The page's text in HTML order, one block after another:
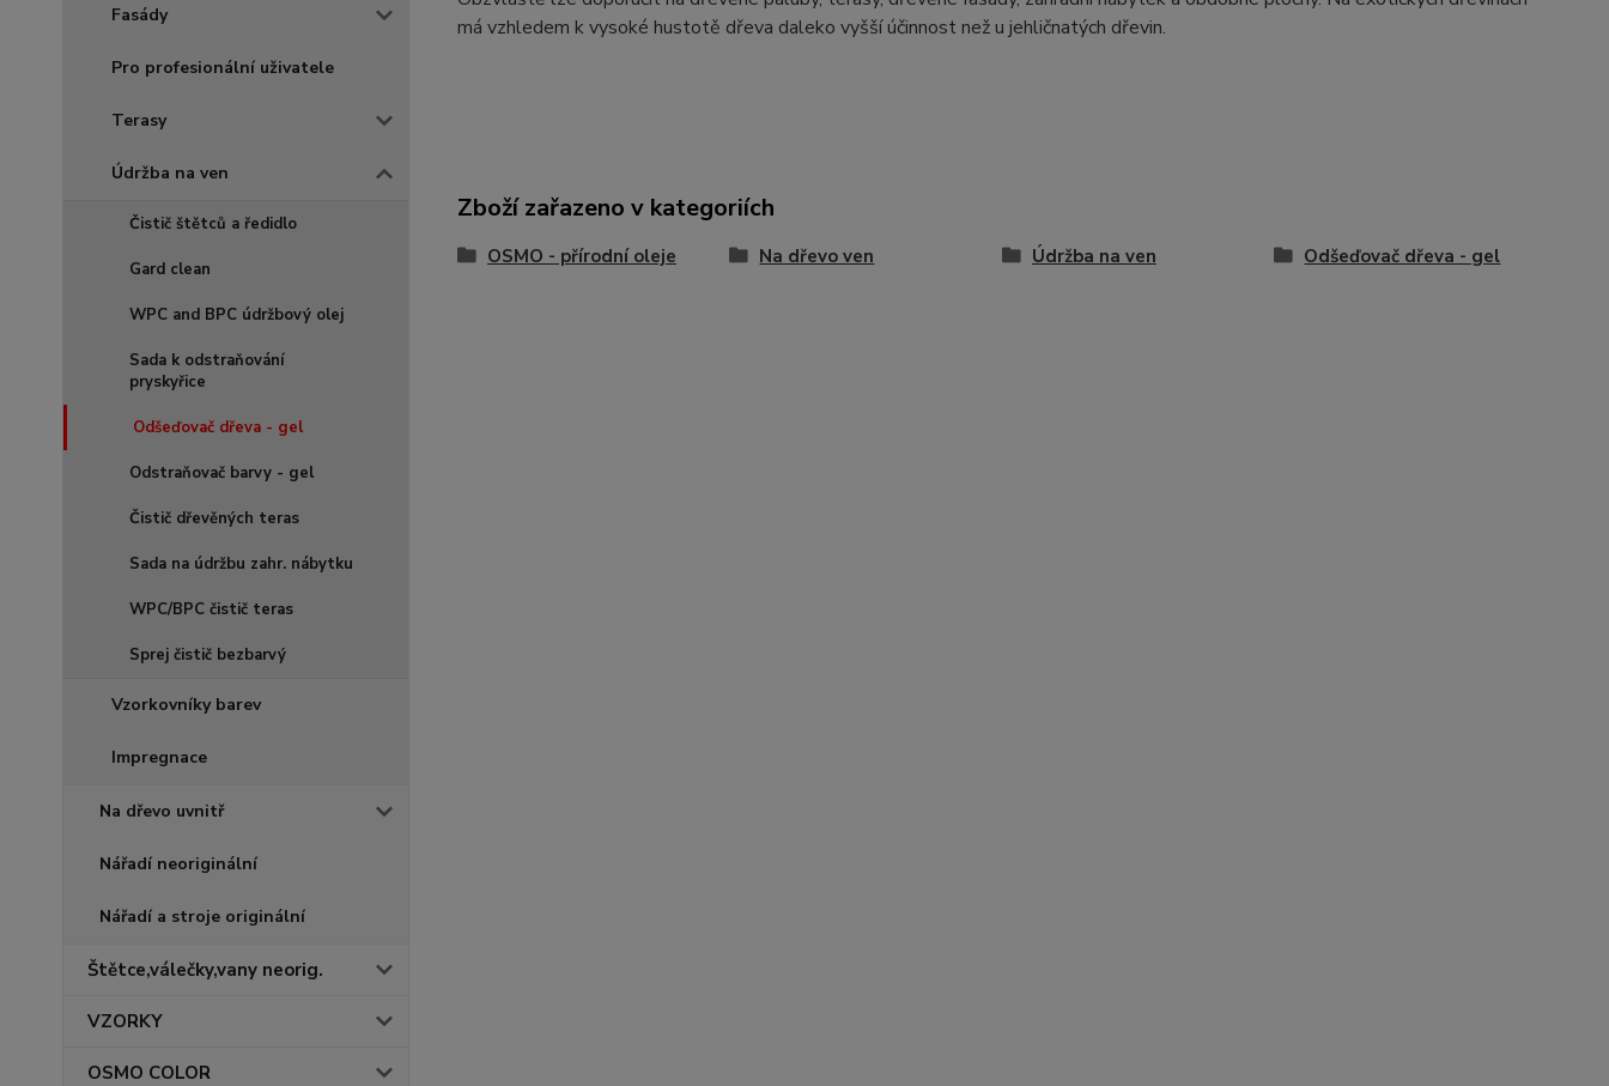
Fasády
Pro profesionální uživatele
Terasy
Údržba na ven
Čistič štětců a ředidlo
Gard clean
WPC and BPC údržbový olej
Sada k odstraňování
pryskyřice
Odšeďovač dřeva - gel
Odstraňovač barvy - gel
Čistič dřevěných teras
Sada na údržbu zahr. nábytku
WPC/BPC čistič teras
Sprej čistič bezbarvý
Vzorkovníky barev
Impregnace
Na dřevo uvnitř
Nářadí neoriginální
Nářadí a stroje originální
Štětce,válečky,vany neorig.
VZORKY
OSMO COLOR
má vzhledem k vysoké hustotě dřeva daleko vyšší účinnost než u jehličnatých dřevin.
Zboží zařazeno v kategoriích
OSMO - přírodní oleje Na dřevo ven Údržba na ven Odšeďovač dřeva - gel